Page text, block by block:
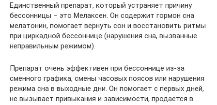
Единственный препарат, который устраняет причину
бессонницы – это Мелаксен. Он содержит гормон сна
мелатонин, помогает вернуть сон и восстановить ритмы
при циркадной бессоннице (нарушения сна, вызванные
неправильным режимом).
Препарат очень эффективен при бессоннице из-за
сменного графика, смены часовых поясов или нарушения
режима сна в выходные дни. Он помогает с первых дней,
не вызывает привыкания и зависимости, продается в